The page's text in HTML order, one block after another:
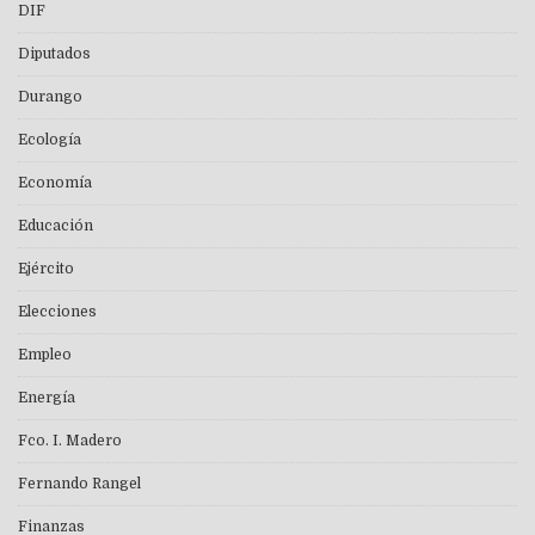
DIF
Diputados
Durango
Ecología
Economía
Educación
Ejército
Elecciones
Empleo
Energía
Fco. I. Madero
Fernando Rangel
Finanzas